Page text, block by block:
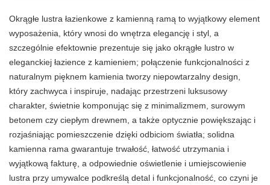
Okrągłe lustra łazienkowe z kamienną ramą to wyjątkowy element
wyposażenia, który wnosi do wnętrza elegancję i styl, a
szczególnie efektownie prezentuje się jako okrągłe lustro w
eleganckiej łazience z kamieniem; połączenie funkcjonalności z
naturalnym pięknem kamienia tworzy niepowtarzalny design,
który zachwyca i inspiruje, nadając przestrzeni luksusowy
charakter, świetnie komponując się z minimalizmem, surowym
betonem czy ciepłym drewnem, a także optycznie powiększając i
rozjaśniając pomieszczenie dzięki odbiciom światła; solidna
kamienna rama gwarantuje trwałość, łatwość utrzymania i
wyjątkową fakturę, a odpowiednie oświetlenie i umiejscowienie
lustra przy umywalce podkreślą detal i funkcjonalność, co czyni je